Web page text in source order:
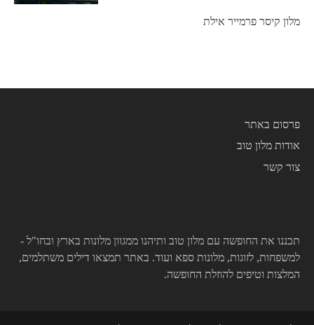
מלון קיסר פרמייר אילת
פרסום באתר
אודות מלון טוב
צור קשר
תכננו את החופשה עם מלון טוב ותיהנו ממגוון מלונות בארץ ובחו"ל -
למשפחות, לזוגות, מלונות ספא ועוד. באתר תמצאו דילים משתלמים,
המלצות וטיפים להוזלת החופשה.